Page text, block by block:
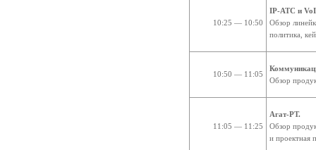
10:25 — 10:50
IP-АТС и
Обзор
политика,
10:50 — 11:05
Обзор
11:05 — 11:25
Агат-РТ.
Обзор
и проектная